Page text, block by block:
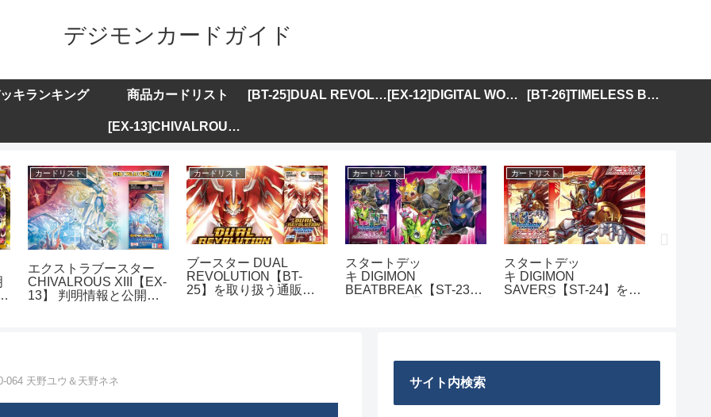
デジモンカードガイド
キランキング 商品カードリスト [BT-25]DUAL REVOLUTION [EX-12]DIGITAL WORLD SHAMBALA [BT-26]TIMELESS BONDS
[EX-13]CHIVALROUS XIII
カードリスト
エクストラブースター
CHIVALROUS XIII【EX-
13】 判明情報と公開カ
カードリスト
ブースター DUAL
REVOLUTION【BT-
25】を取り扱う通販サ
カードリスト
スタートデッ
キ DIGIMON
BEATBREAK【ST-23】
カードリスト
スタートデッ
キ DIGIMON
SAVERS【ST-24】を取
064 天野ユウ＆天野ネネ サイト内検索